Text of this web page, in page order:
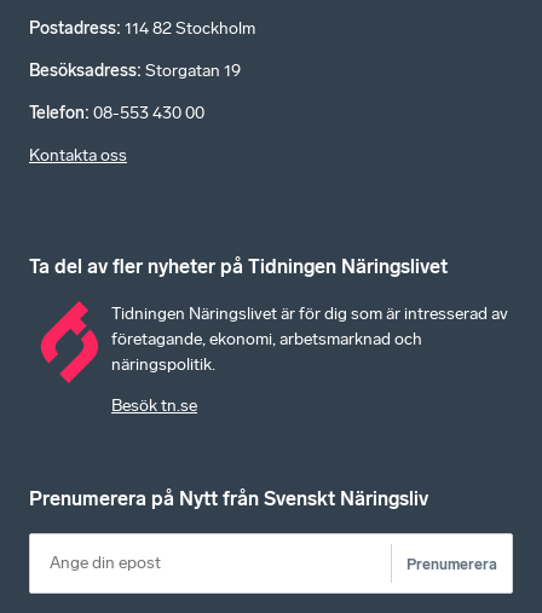
Postadress: 114 82 Stockholm
Besöksadress: Storgatan 19
Telefon: 08-553 430 00
Kontakta oss
Ta del av fler nyheter på Tidningen Näringslivet
Tidningen Näringslivet är för dig som är intresserad av
företagande, ekonomi, arbetsmarknad och
näringspolitik.
Besök tn.se
Prenumerera på Nytt från Svenskt Näringsliv
Prenumerera